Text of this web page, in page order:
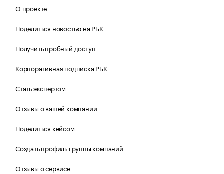
О проекте
Поделиться новостью на РБК
Получить пробный доступ
Корпоративная подписка РБК
Стать экспертом
Отзывы о вашей компании
Поделиться кейсом
Создать профиль группы компаний
Отзывы о сервисе